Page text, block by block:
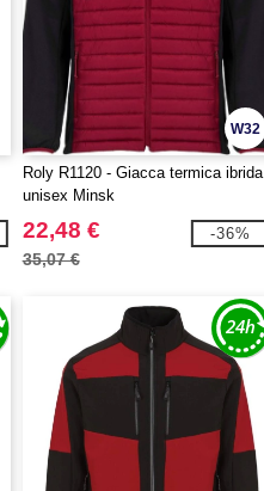
W32
Roly R1120 - Giacca termica ibrida
unisex Minsk
22,48 €
35,07 €
-36%